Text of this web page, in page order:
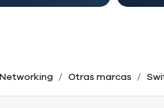
Networking Otras marcas